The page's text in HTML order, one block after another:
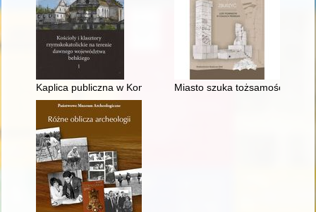
Kaplica publiczna w KomarowieMiasto szuka tożsamości :